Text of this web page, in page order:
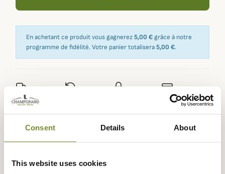
Consent Details About
This website uses cookies
En achetant ce produit vous gagnerez5,00 € grâce à notre
programme de fidélité. Votre panier totalisera5,00 €.
Expédié dans
Paiement en
euros